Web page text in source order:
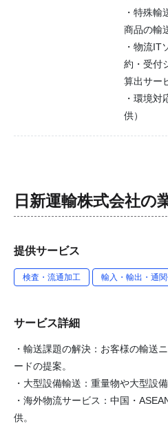
・特殊輸
商品の輸
・物流IT
約・受付
算出サー
・環境対
供）
日新運輸株式会社の
提供サービス
検査・流通加工 輸入・輸出・通
サービス詳細
・輸送課題の解決：お客様の輸送
ードの提案。
・大型設備輸送：重量物や大型設
・海外物流サービス：中国・
供。